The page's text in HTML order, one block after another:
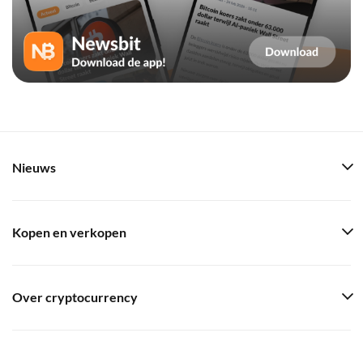
Nieuws
Kopen en verkopen
Over cryptocurrency